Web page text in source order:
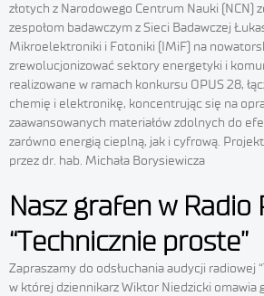
złotych z Narodowego Centrum Nauki (NCN)
zespołom badawczym z Sieci Badawczej
Mikroelektroniki i Fotoniki (IMiF) na
zrewolucjonizować sektory energetyki i
realizowane w ramach konkursu OPUS 28,
chemię i elektronikę, koncentrując się na
zaawansowanych materiałów zdolnych do
zarówno energią cieplną, jak i cyfrową.
przez dr. hab. Michała Borysiewicza
Nasz grafen w Radio
“Technicznie proste”
Zapraszamy do odsłuchania audycji radiowej
w której dziennikarz Wiktor Niedzicki omawia